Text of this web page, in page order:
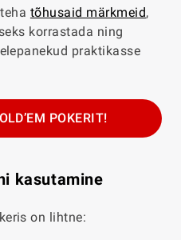
tõhusaid märkmeid,
korrastada ning
praktikasse
POKERIT!
kasutamine
on lihtne: